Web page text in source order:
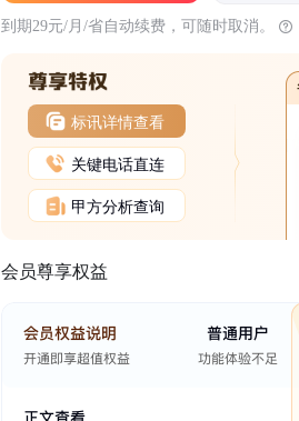
到期29元/月/省自动续费，可随时取消。
标讯详情查看
关键电话直连
甲方分析查询
会员尊享权益